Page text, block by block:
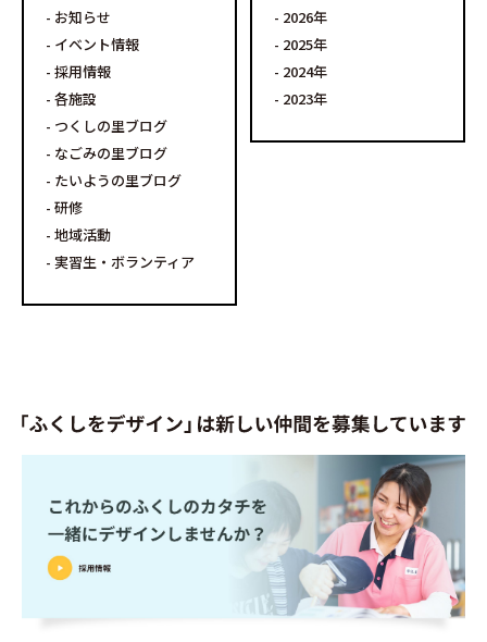
お知らせ
イベント情報
採用情報
各施設
つくしの里ブログ
なごみの里ブログ
たいようの里ブログ
研修
地域活動
実習生・ボランティア
2026
2025
2024
2023